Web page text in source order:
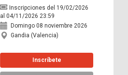
Inscripciones del 19/02/2026
al 04/11/2026 23:59
Domingo 08 noviembre 2026
Gandia (Valencia)
Inscríbete